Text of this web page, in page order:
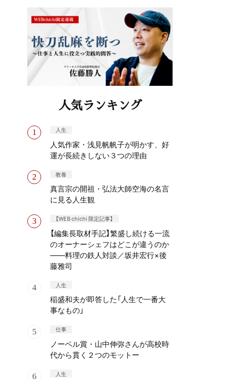
人気ランキング
人生
人気作家・浅見帆帆子が明かす、好
運が長続きしない３つの理由
教養
真言宗の開祖・弘法大師空海の名言
に見る人生観
【WEB chichi 限定記事】
【編集長取材手記】繁盛し続ける一流
のオーナーシェフはどこが違うのか
——料理の鉄人対談／坂井宏行×後
藤雅司
人生
稲盛和夫が即答した「人生で一番大
事なもの」
仕事
ノーベル賞・山中伸弥さんが高校時
代から貫く２つのモットー
人生